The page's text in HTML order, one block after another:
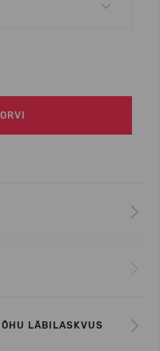
LÄBILASKVUS